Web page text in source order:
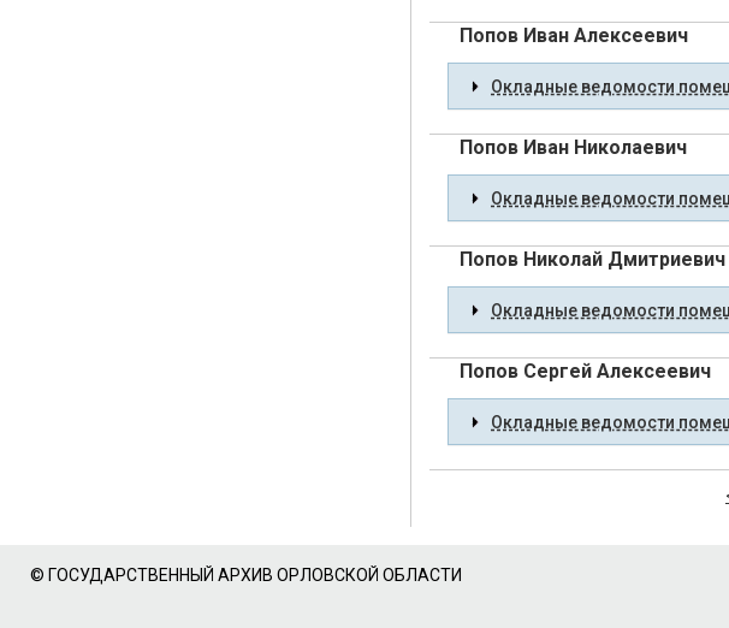
Попов Иван Алексеевич
Окладные ведомости
Попов Иван Николаевич
Окладные ведомости
Попов Николай Дмитриевич
Окладные ведомости
Попов Сергей Алексеевич
Окладные ведомости
© ГОСУДАРСТВЕННЫЙ АРХИВ ОРЛОВСКОЙ ОБЛАСТИ